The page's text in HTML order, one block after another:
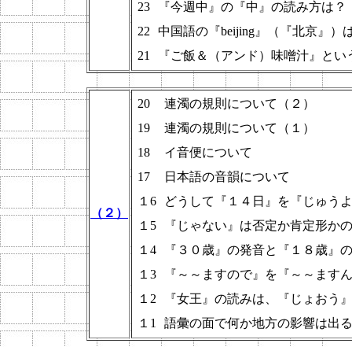
23
『今週中』の『中』の読み方は？
22
中国語の『beijing』（『北京』）
21
『ご飯＆（アンド）味噌汁』と
（２）
20
連濁の規則について（２）
19
連濁の規則について（１）
18
イ音便について
17
日本語の音韻について
１6
どうして『１４日』を『じゅう
１5
『じゃない』は否定か肯定形か
１4
『３０歳』の発音と『１８歳』
１3
『～～ますので』を『～～ます
１2
『女王』の読みは、『じょおう
１1
語彙の面で何か地方の影響は出